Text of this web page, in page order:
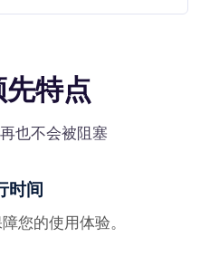
特点
也不会被阻塞
时间
您的使用体验。